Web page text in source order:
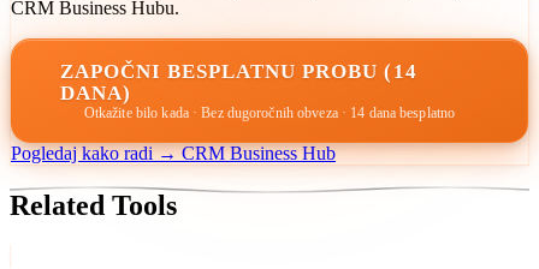
CRM Business Hubu.
ZAPOČNI BESPLATNU PROBU (14
DANA)
Otkažite bilo kada · Bez dugoročnih obveza · 14 dana besplatno
Pogledaj kako radi → CRM Business Hub
Related Tools